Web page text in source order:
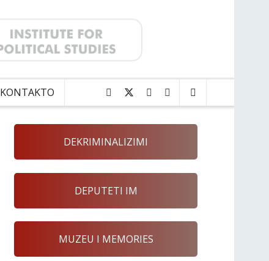
KONTAKTO
DEKRIMINALIZIMI
DEPUTETI IM
MUZEU I MEMORIES